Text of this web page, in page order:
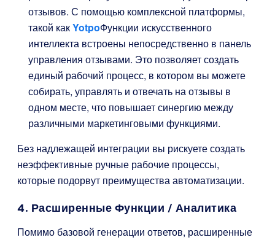
отзывов. С помощью комплексной платформы,
такой какYotpoФункции искусственного
интеллекта встроены непосредственно в панель
управления отзывами. Это позволяет создать
единый рабочий процесс, в котором вы можете
собирать, управлять и отвечать на отзывы в
одном месте, что повышает синергию между
различными маркетинговыми функциями.
Без надлежащей интеграции вы рискуете создать
неэффективные ручные рабочие процессы,
которые подорвут преимущества автоматизации.
4. Расширенные Функции / Аналитика
Помимо базовой генерации ответов, расширенные